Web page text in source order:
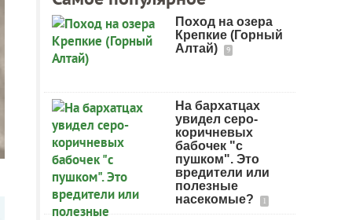
Поход на озера
Крепкие (Горный
Алтай)
9
На бархатцах
увидел серо-
коричневых
бабочек "с
пушком". Это
вредители или
полезные
насекомые?
1